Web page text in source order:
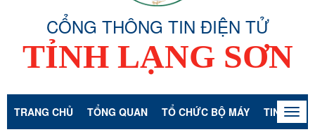
CỔNG THÔNG TIN ĐIỆN TỬ
TỈNH LẠNG SƠN
TRANG CHỦ TỔNG QUAN TỔ CHỨC BỘ MÁY TIN TỨC -